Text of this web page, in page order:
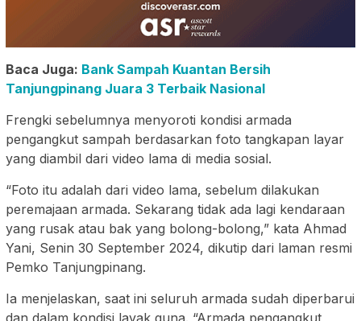
Baca Juga: Bank Sampah Kuantan Bersih
Tanjungpinang Juara 3 Terbaik Nasional
Frengki sebelumnya menyoroti kondisi armada
pengangkut sampah berdasarkan foto tangkapan layar
yang diambil dari video lama di media sosial.
“Foto itu adalah dari video lama, sebelum dilakukan
peremajaan armada. Sekarang tidak ada lagi kendaraan
yang rusak atau bak yang bolong-bolong,” kata Ahmad
Yani, Senin 30 September 2024, dikutip dari laman resmi
Pemko Tanjungpinang.
Ia menjelaskan, saat ini seluruh armada sudah diperbarui